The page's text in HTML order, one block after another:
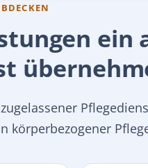
körperbezogener